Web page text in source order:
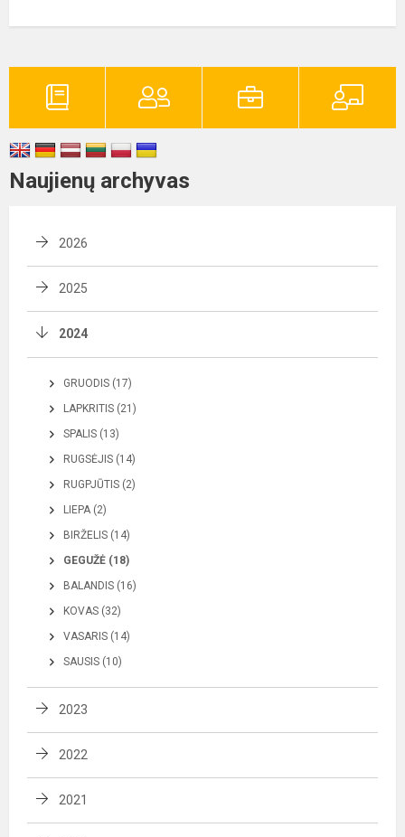
Naujienų archyvas
2026
2025
2024
GRUODIS (17)
LAPKRITIS (21)
SPALIS (13)
RUGSĖJIS (14)
RUGPJŪTIS (2)
LIEPA (2)
BIRŽELIS (14)
GEGUŽĖ (18)
BALANDIS (16)
KOVAS (32)
VASARIS (14)
SAUSIS (10)
2023
2022
2021